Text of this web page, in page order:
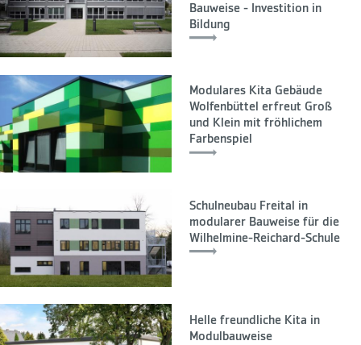
Bauweise - Investition in
Bildung
Modulares Kita Gebäude
Wolfenbüttel erfreut Groß
und Klein mit fröhlichem
Farbenspiel
Schulneubau Freital in
modularer Bauweise für die
Wilhelmine-Reichard-Schule
Helle freundliche Kita in
Modulbauweise